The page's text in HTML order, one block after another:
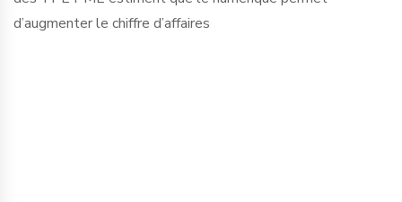
d’augmenter le chiffre d’affaires